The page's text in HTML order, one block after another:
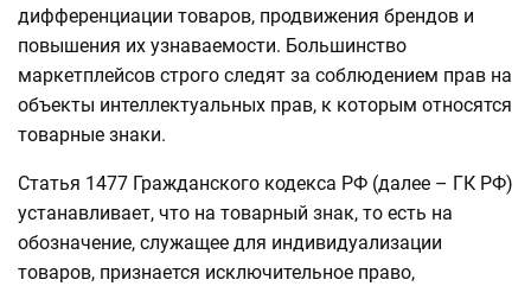
дифференциации товаров, продвижения брендов и
повышения их узнаваемости. Большинство
маркетплейсов строго следят за соблюдением прав на
объекты интеллектуальных прав, к которым относятся
товарные знаки.
Статья 1477 Гражданского кодекса РФ (далее – ГК РФ)
устанавливает, что на товарный знак, то есть на
обозначение, служащее для индивидуализации
товаров, признается исключительное право,